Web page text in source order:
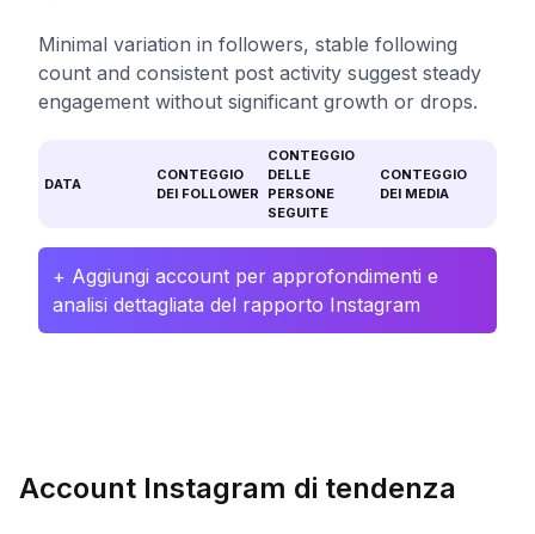
Minimal variation in followers, stable following
count and consistent post activity suggest steady
engagement without significant growth or drops.
DATA
CONTEGGIO
DEI FOLLOWER
CONTEGGIO
DELLE
PERSONE
SEGUITE
CONTEGGIO
DEI MEDIA
+ Aggiungi account per approfondimenti e
analisi dettagliata del rapporto Instagram
Account Instagram di tendenza